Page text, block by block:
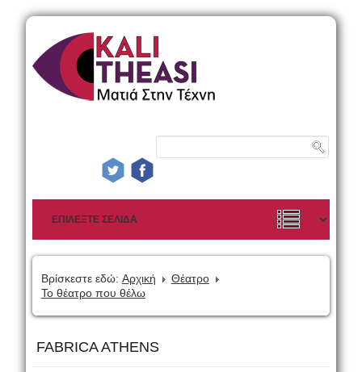
Βρίσκεστε εδώ: Αρχική
Θέατρο
Το θέατρο που θέλω
FABRICA ATHENS